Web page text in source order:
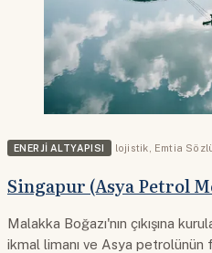
ENERJI ALTYAPISI lojistik, Emtia
Singapur (Asya Petrol
Malakka Boğazı'nın çıkışına
ikmal limanı ve Asya petrolünün